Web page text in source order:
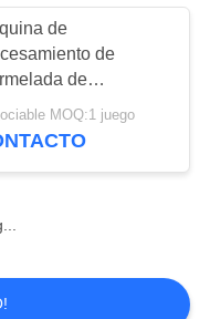
de
30
de
de
de
industriales
la línea de
MOQ:1 juego